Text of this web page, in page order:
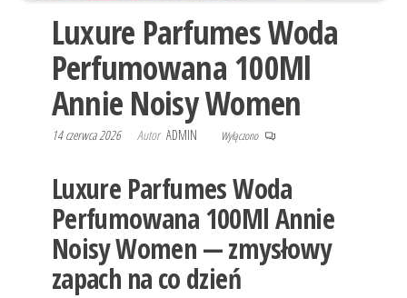
Luxure Parfumes Woda
Perfumowana 100Ml
Annie Noisy Women
14 czerwca 2026 Autor ADMIN Wyłączono
Luxure Parfumes Woda
Perfumowana 100Ml Annie
Noisy Women — zmysłowy
zapach na co dzień